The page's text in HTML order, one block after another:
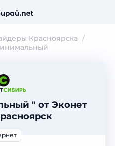
Красноярска
" от Эконет